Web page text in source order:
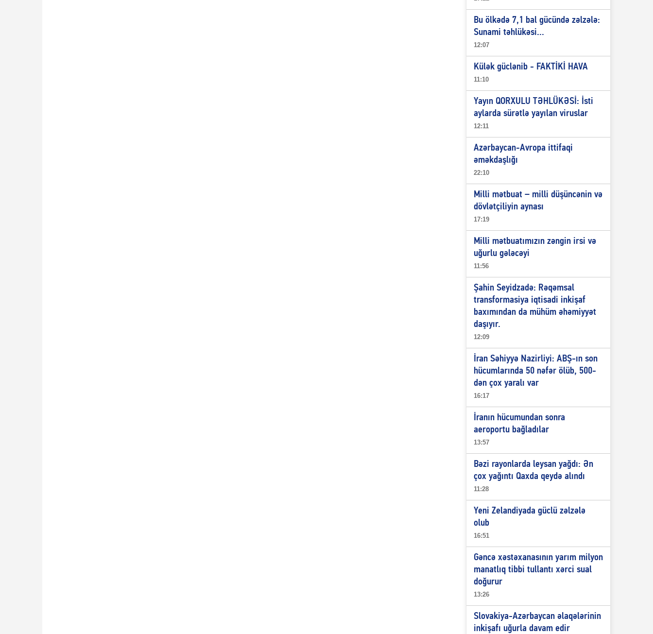
Bu ölkədə 7,1 bal gücündə zəlzələ:
Sunami təhlükəsi...
12:07
Külək güclənib - FAKTİKİ HAVA
11:10
Yayın QORXULU TƏHLÜKƏSİ: İsti
aylarda sürətlə yayılan viruslar
12:11
Azərbaycan-Avropa ittifaqi
əməkdaşlığı
22:10
Milli mətbuat – milli düşüncənin və
dövlətçiliyin aynası
17:19
Milli mətbuatımızın zəngin irsi və
uğurlu gələcəyi
11:56
Şahin Seyidzadə: Rəqəmsal
transformasiya iqtisadi inkişaf
baxımından da mühüm əhəmiyyət
daşıyır.
12:09
İran Səhiyyə Nazirliyi: ABŞ-ın son
hücumlarında 50 nəfər ölüb, 500-
dən çox yaralı var
16:17
İranın hücumundan sonra
aeroportu bağladılar
13:57
Bəzi rayonlarda leysan yağdı: Ən
çox yağıntı Qaxda qeydə alındı
11:28
Yeni Zelandiyada güclü zəlzələ
olub
16:51
Gəncə xəstəxanasının yarım milyon
manatlıq tibbi tullantı xərci sual
doğurur
13:26
Slovakiya-Azərbaycan əlaqələrinin
inkişafı uğurla davam edir